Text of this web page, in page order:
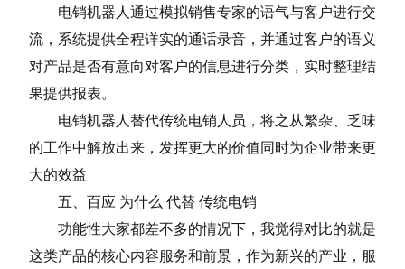
电销机器人通过模拟销售专家的语气与客户进行交
流，系统提供全程详实的通话录音，并通过客户的语义
对产品是否有意向对客户的信息进行分类，实时整理结
果提供报表。
电销机器人替代传统电销人员，将之从繁杂、乏味
的工作中解放出来，发挥更大的价值同时为企业带来更
大的效益
五、百应 为什么 代替 传统电销
功能性大家都差不多的情况下，我觉得对比的就是
这类产品的核心内容服务和前景，作为新兴的产业，服